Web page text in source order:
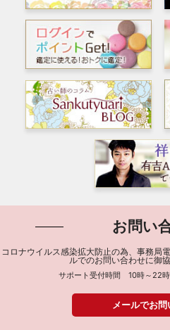
お問い
コロナウイルス感染拡大防止の為、事務局
ルでのお問い合わせに御
サポート受付時間 10時～22
メールでお